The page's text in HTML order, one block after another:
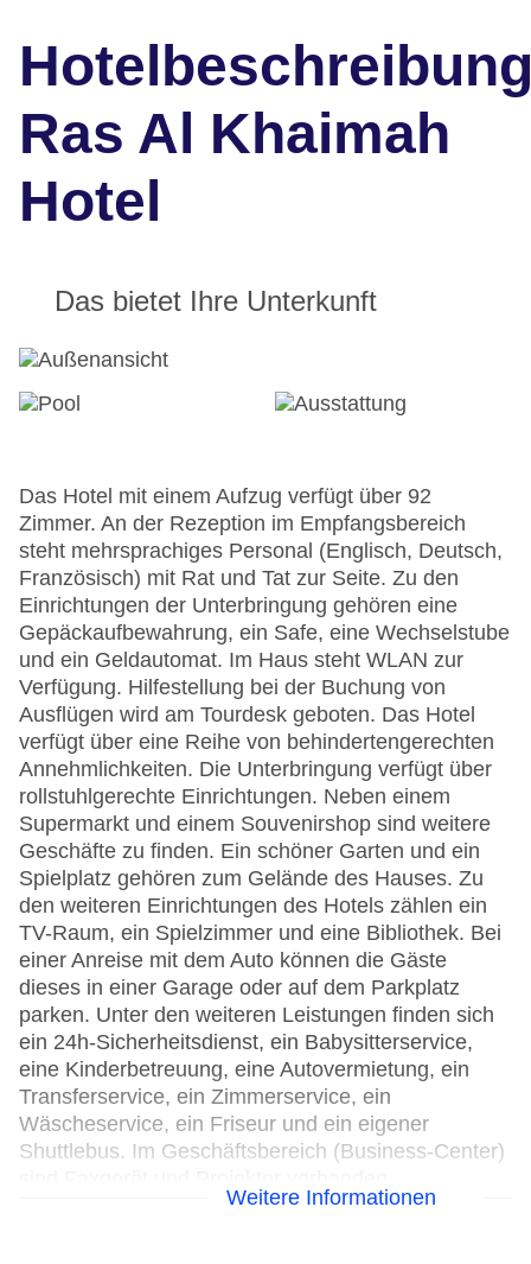
Ras Al Khaimah
Hotel
Das bietet Ihre Unterkunft
Das Hotel mit einem Aufzug verfügt über 92
Zimmer. An der Rezeption im Empfangsbereich
steht mehrsprachiges Personal (Englisch, Deutsch,
Französisch) mit Rat und Tat zur Seite. Zu den
Einrichtungen der Unterbringung gehören eine
Gepäckaufbewahrung, ein Safe, eine Wechselstube
und ein Geldautomat. Im Haus steht WLAN zur
Verfügung. Hilfestellung bei der Buchung von
Ausflügen wird am Tourdesk geboten. Das Hotel
verfügt über eine Reihe von behindertengerechten
Annehmlichkeiten. Die Unterbringung verfügt über
rollstuhlgerechte Einrichtungen. Neben einem
Supermarkt und einem Souvenirshop sind weitere
Geschäfte zu finden. Ein schöner Garten und ein
Spielplatz gehören zum Gelände des Hauses. Zu
den weiteren Einrichtungen des Hotels zählen ein
TV-Raum, ein Spielzimmer und eine Bibliothek. Bei
einer Anreise mit dem Auto können die Gäste
dieses in einer Garage oder auf dem Parkplatz
parken. Unter den weiteren Leistungen finden sich
ein 24h-Sicherheitsdienst, ein Babysitterservice,
eine Kinderbetreuung, eine Autovermietung, ein
Transferservice, ein Zimmerservice, ein
Wäscheservice, ein Friseur und ein eigener
Shuttlebus. Im Geschäftsbereich (Business-Center)
Weitere Informationen